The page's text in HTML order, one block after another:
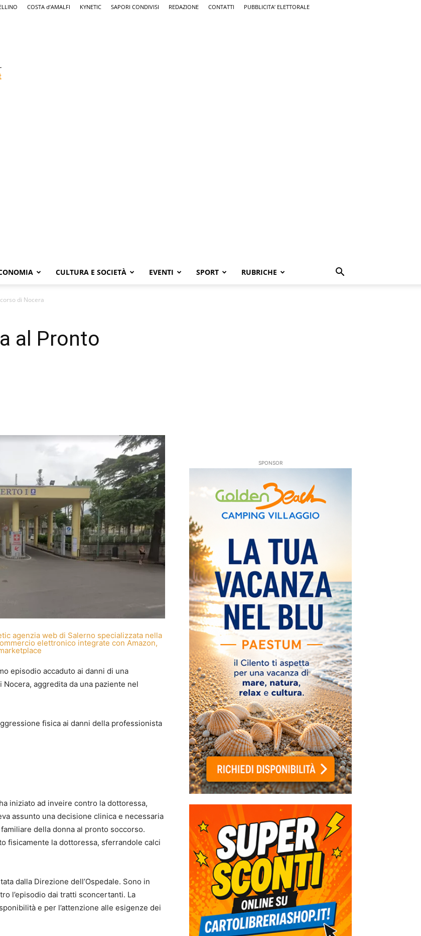
COSTA d’AMALFI KYNETIC SAPORI CONDIVISI REDAZIONE CONTATTI PUBBLICITA’ ELETTORALE
CULTURA E SOCIETÀ EVENTI SPORT RUBRICHE
di Nocera
al Pronto
episodio accaduto ai danni di una
aggredita da una paziente nel
fisica ai danni della professionista
iniziato ad inveire contro la dottoressa,
assunto una decisione clinica e necessaria
della donna al pronto soccorso.
fisicamente la dottoressa, sferrandole calci
dalla Direzione dell’Ospedale. Sono in
l’episodio dai tratti sconcertanti. La
e per l’attenzione alle esigenze dei
SPONSOR